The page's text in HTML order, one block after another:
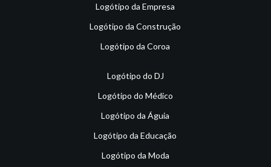
Logótipo da Empresa
Logótipo da Construção
Logótipo da Coroa
Logótipo do DJ
Logótipo do Médico
Logótipo da Águia
Logótipo da Educação
Logótipo da Moda